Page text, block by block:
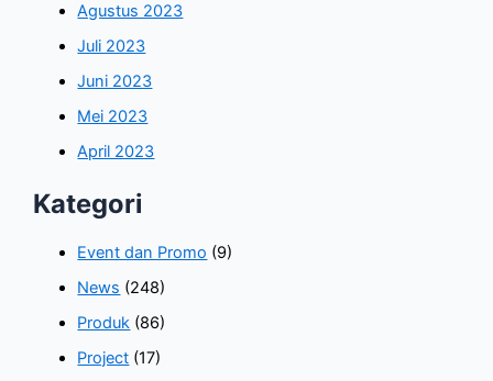
Agustus 2023
Juli 2023
Juni 2023
Mei 2023
April 2023
Kategori
Event dan Promo (9)
News (248)
Produk (86)
Project (17)